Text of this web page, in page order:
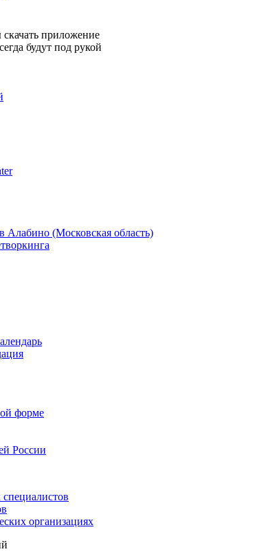
приложение
будут под рукой
Алабино (Московская область)
форме
России
организациях